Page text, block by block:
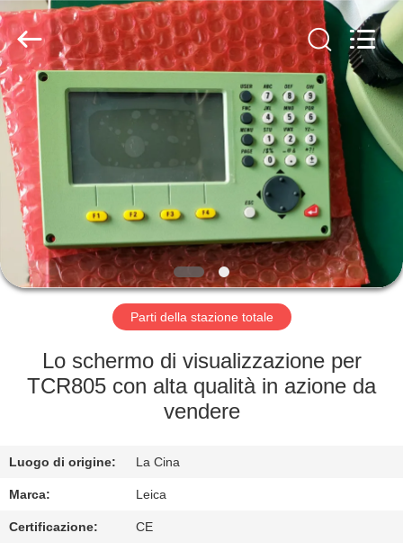
CASA
PRODOTTI
CIRCA
NOI
GIRO
FABBRICA
QUALITÀ
CONTATTICI
Electronic
Technology
Co.,Ltd
Ltd..
All
Rights
Reserved.
Parti della stazione totale
Lo schermo di visualizzazione per
TCR805 con alta qualità in azione da
vendere
Luogo di origine: La Cina
Marca: Leica
Certificazione: CE